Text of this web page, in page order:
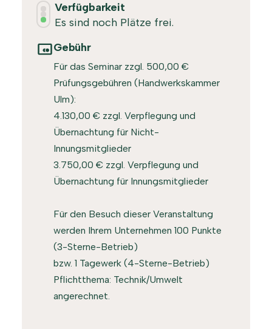
Verfügbarkeit
Es sind noch Plätze frei.
Gebühr
Für das Seminar zzgl. 500,00 €
Prüfungsgebühren (Handwerkskammer
Ulm):
4.130,00 € zzgl. Verpflegung und
Übernachtung für Nicht-
Innungsmitglieder
3.750,00 € zzgl. Verpflegung und
Übernachtung für Innungsmitglieder
Für den Besuch dieser Veranstaltung
werden Ihrem Unternehmen 100 Punkte
(3-Sterne-Betrieb)
bzw. 1 Tagewerk (4-Sterne-Betrieb)
Pflichtthema: Technik/Umwelt
angerechnet.